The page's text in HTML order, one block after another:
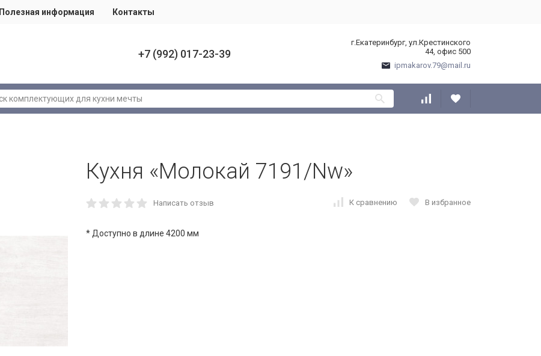
Полезная информация Контакты
+7 (992) 017-23-39
г.Екатеринбург, ул.Крестинского
44, офис 500
ipmakarov.79@mail.ru
Кухня «Молокай 7191/Nw»
Написать отзыв К сравнению В избранное
* Доступно в длине 4200 мм